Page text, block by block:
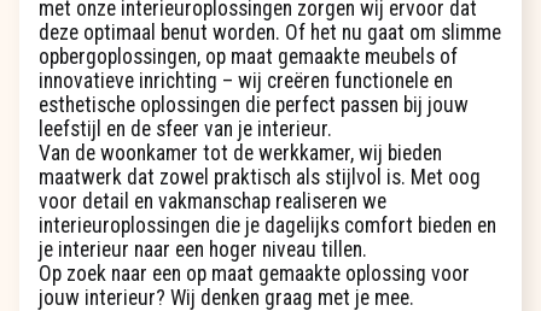
met onze interieuroplossingen zorgen wij ervoor dat
deze optimaal benut worden. Of het nu gaat om slimme
opbergoplossingen, op maat gemaakte meubels of
innovatieve inrichting – wij creëren functionele en
esthetische oplossingen die perfect passen bij jouw
leefstijl en de sfeer van je interieur.
Van de woonkamer tot de werkkamer, wij bieden
maatwerk dat zowel praktisch als stijlvol is. Met oog
voor detail en vakmanschap realiseren we
interieuroplossingen die je dagelijks comfort bieden en
je interieur naar een hoger niveau tillen.
Op zoek naar een op maat gemaakte oplossing voor
jouw interieur? Wij denken graag met je mee.